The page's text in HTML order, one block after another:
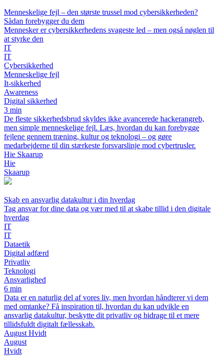
Menneskelige fejl – den største trussel mod cybersikkerheden?
Sådan forebygger du dem
Mennesker er cybersikkerhedens svageste led – men også nøglen til
at styrke den
IT
IT
Cybersikkerhed
Menneskelige fejl
It-sikkerhed
Awareness
Digital sikkerhed
3 min
De fleste sikkerhedsbrud skyldes ikke avancerede hackerangreb,
men simple menneskelige fejl. Læs, hvordan du kan forebygge
fejlene gennem træning, kultur og teknologi – og gøre
medarbejderne til din stærkeste forsvarslinje mod cybertrusler.
Hie Skaarup
Hie
Skaarup
Skab en ansvarlig datakultur i din hverdag
Tag ansvar for dine data og vær med til at skabe tillid i den digitale
hverdag
IT
IT
Dataetik
Digital adfærd
Privatliv
Teknologi
Ansvarlighed
6 min
Data er en naturlig del af vores liv, men hvordan håndterer vi dem
med omtanke? Få inspiration til, hvordan du kan udvikle en
ansvarlig datakultur, beskytte dit privatliv og bidrage til et mere
tillidsfuldt digitalt fællesskab.
August Hvidt
August
Hvidt